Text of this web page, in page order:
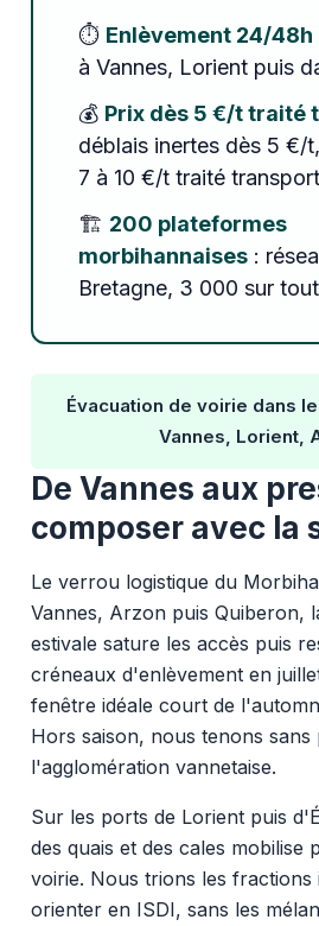
⏱️ Enlèvement 24/48h
à Vannes, Lorient puis
💰 Prix dès 5 €/t traité
déblais inertes dès 5 €/
7 à 10 €/t traité
🏗️ 200 plateformes
morbihannaises:
Bretagne, 3 000 sur
Évacuation de voirie dans
Vannes, Lorient,
De Vannes aux
composer avec la
Le verrou logistique du
Vannes, Arzon puis Quiberon,
estivale sature les accès puis
créneaux d'enlèvement en
fenêtre idéale court de
Hors saison, nous tenons sans
l'agglomération vannetaise.
Sur les ports de Lorient puis
des quais et des cales mobilise
voirie. Nous trions les fractions
orienter en ISDI, sans les